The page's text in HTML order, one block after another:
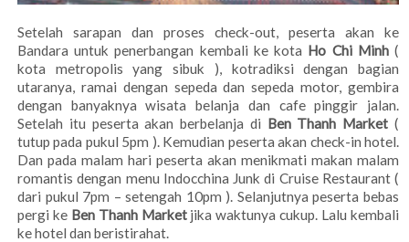
Setelah sarapan dan proses check-out, peserta akan ke
Bandara untuk penerbangan kembali ke kota Ho Chi Minh(
kota metropolis yang sibuk ), kotradiksi dengan bagian
utaranya, ramai dengan sepeda dan sepeda motor, gembira
dengan banyaknya wisata belanja dan cafe pinggir jalan.
Setelah itu peserta akan berbelanja di Ben Thanh Market (
tutup pada pukul 5pm ). Kemudian peserta akan check-in hotel.
Dan pada malam hari peserta akan menikmati makan malam
romantis dengan menu Indocchina Junk di Cruise Restaurant (
dari pukul 7pm – setengah 10pm ). Selanjutnya peserta bebas
pergi ke Ben Thanh Marketjika waktunya cukup. Lalu kembali
ke hotel dan beristirahat.